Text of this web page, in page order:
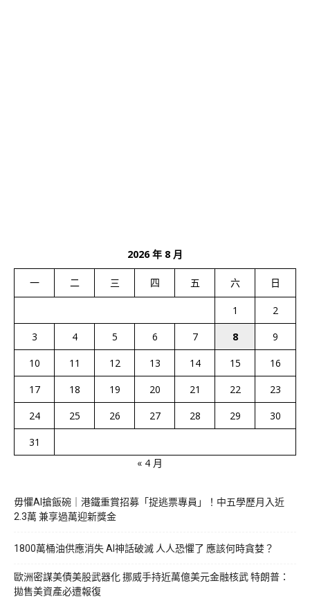
2026 年 8 月
一 二 三 四 五 六 日
1
2
3
4 5 6 7 8
9
10
11 12 13 14 15
16
17
18 19 20 21 22
23
24
25 26 27 28 29
30
31
« 4 月
毋懼AI搶飯碗｜港鐵重賞招募「捉逃票專員」！中五學歷月入近
2.3萬 兼享過萬迎新獎金
1800萬桶油供應消失 AI神話破滅 人人恐懼了 應該何時貪婪？
歐洲密謀美債美股武器化 挪威手持近萬億美元金融核武 特朗普：
拋售美資產必遭報復